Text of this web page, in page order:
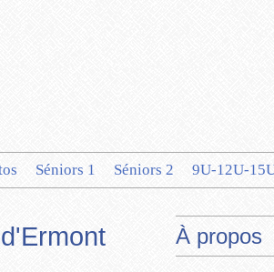
Séniors 1 Séniors 2 9U-12U-
À propos